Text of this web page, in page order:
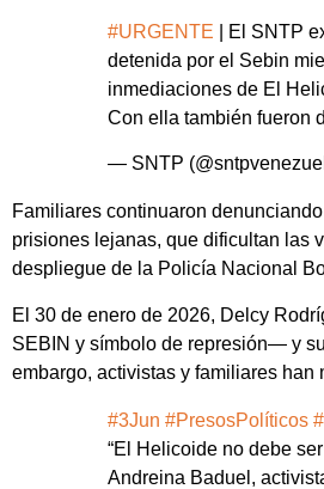
#URGENTE | El SNTP
detenida por el Sebin
inmediaciones de El
Con ella también fueron
— SNTP
Familiares continuaron
prisiones lejanas, que dificultan las
despliegue de la Policía Nacional
El 30 de enero de 2026, Delcy
SEBIN y símbolo de represión— y
embargo, activistas y familiares
#3Jun #PresosPolíticos
“El Helicoide no debe
Andreina Baduel,